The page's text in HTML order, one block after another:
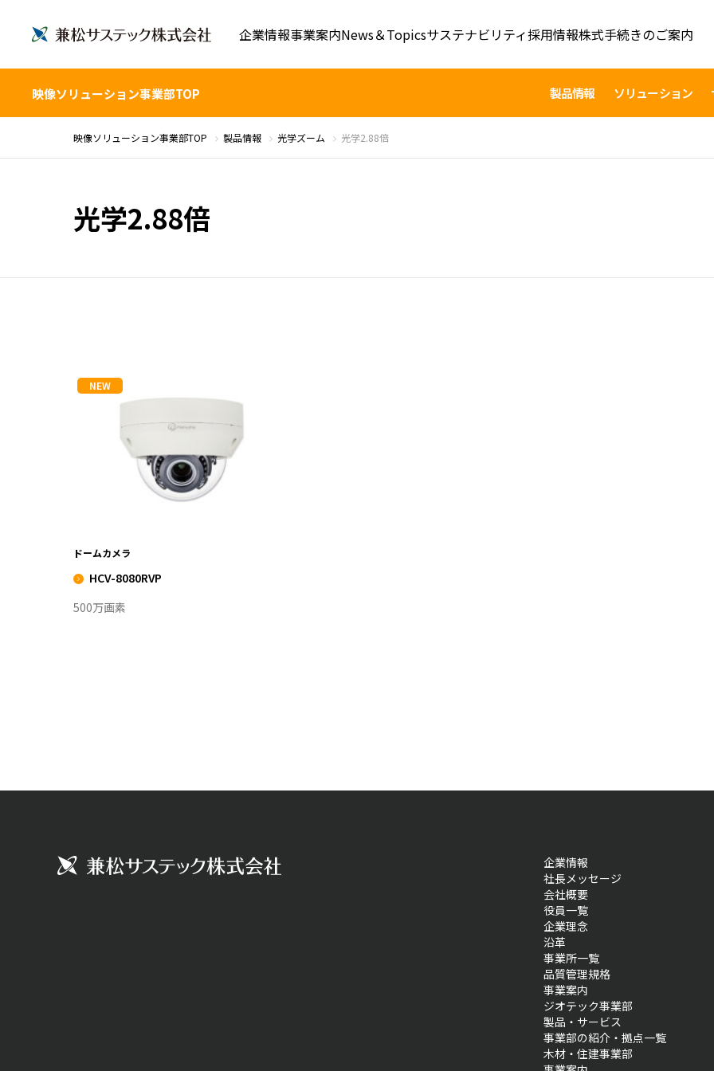
企業情報事業案内News＆Topicsサステナビリティ採用情報株式手続きのご案内
映像ソリューション事業部TOP 製品情報 ソリューション
映像ソリューション事業部TOP 製品情報 光学ズーム 光学2.88倍
光学2.88倍
NEW
HCV-8080RVP
VIEW MORE
ドームカメラ
HCV-8080RVP
500万画素
企業情報
社長メッセージ
会社概要
役員一覧
企業理念
沿革
事業所一覧
品質管理規格
事業案内
ジオテック事業部
製品・サービス
事業部の紹介・拠点一覧
木材・住建事業部